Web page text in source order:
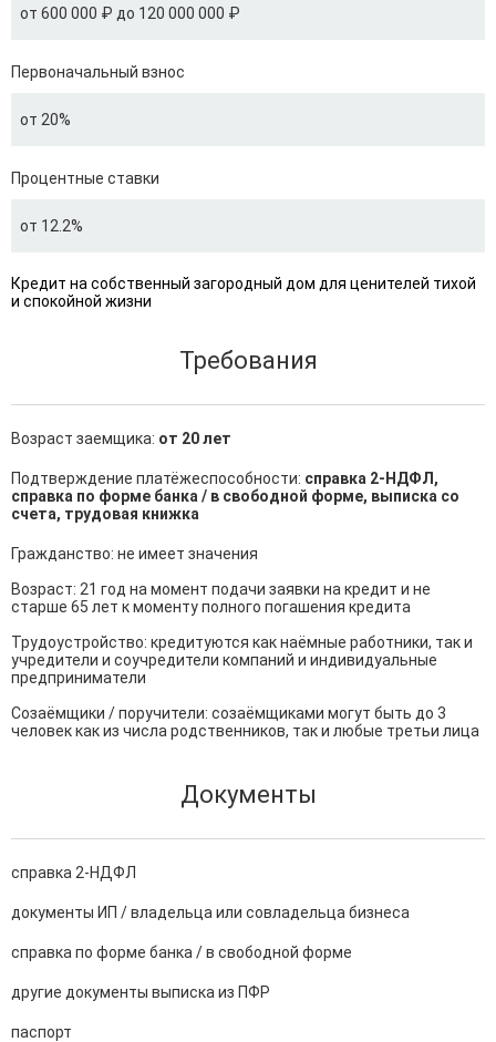
от 600 000 ₽ до 120 000 000 ₽
Первоначальный взнос
от 20%
Процентные ставки
от 12.2%
Кредит на собственный загородный дом для ценителей тихой
и спокойной жизни
Требования
Возраст заемщика: от 20 лет
Подтверждение платёжеспособности: справка 2-НДФЛ,
справка по форме банка / в свободной форме, выписка со
счета, трудовая книжка
Гражданство: не имеет значения
Возраст: 21 год на момент подачи заявки на кредит и не
старше 65 лет к моменту полного погашения кредита
Трудоустройство: кредитуются как наёмные работники, так и
учредители и соучредители компаний и индивидуальные
предприниматели
Созаёмщики / поручители: созаёмщиками могут быть до 3
человек как из числа родственников, так и любые третьи лица
Документы
справка 2-НДФЛ
документы ИП / владельца или совладельца бизнеса
справка по форме банка / в свободной форме
другие документы выписка из ПФР
паспорт